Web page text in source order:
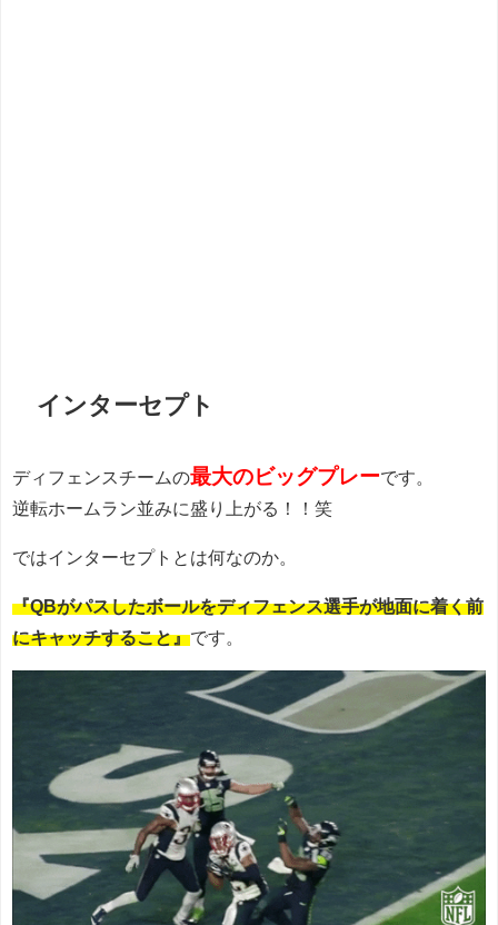
インターセプト
ディフェンスチームの最大のビッグプレーです。
逆転ホームラン並みに盛り上がる！！笑
ではインターセプトとは何なのか。
『QBがパスしたボールをディフェンス選手が地面に着く前
にキャッチすること』です。